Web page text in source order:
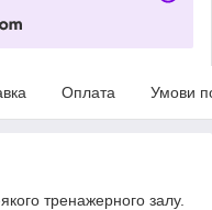
Оплата Умови
тренажерного залу.